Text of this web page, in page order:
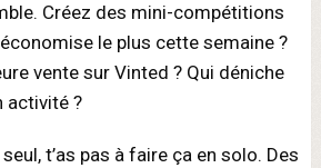
Créez des mini-compétitions
le plus cette semaine ?
vente sur Vinted ? Qui déniche
activité ?
t’as pas à faire ça en solo. Des